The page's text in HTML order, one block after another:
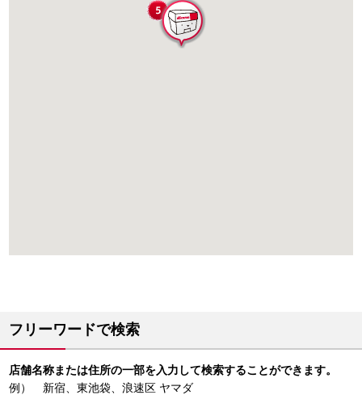
フリーワードで検索
店舗名称または住所の一部を入力して検索することができます。
例） 新宿、東池袋、浪速区 ヤマダ